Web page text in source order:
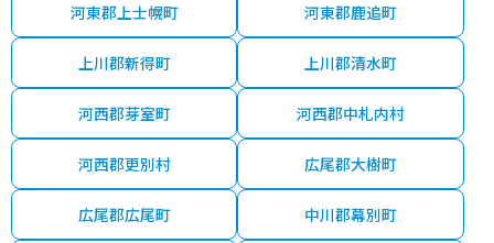
河東郡上士幌町 河東郡鹿追町
上川郡新得町 上川郡清水町
河西郡芽室町 河西郡中札内村
河西郡更別村 広尾郡大樹町
広尾郡広尾町 中川郡幕別町